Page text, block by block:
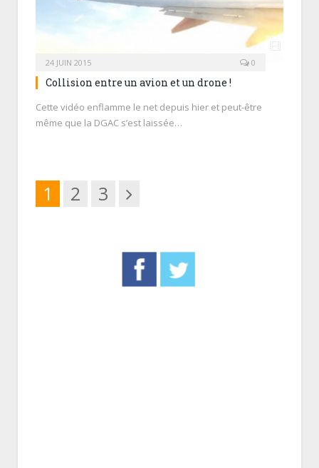
24 JUIN 2015 0
Collision entre un avion et un drone !
Cette vidéo enflamme le net depuis hier et peut-être
même que la DGAC s’est laissée…
1 2 3 Suivant